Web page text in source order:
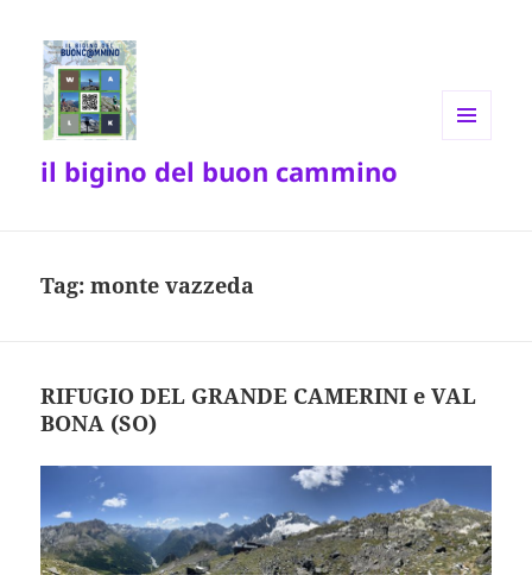
il bigino del buon cammino
Tag:monte vazzeda
RIFUGIO DEL GRANDE CAMERINI e VAL
BONA (SO)